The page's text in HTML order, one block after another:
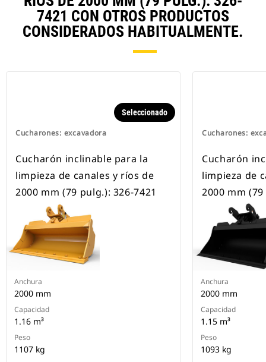
seguros los implementos.
Los acoplamientos dedicados CW
están disponibles para todas las
ruedas.
7421 CON OTROS PRODUCTOS
CONSIDERADOS HABITUALMENTE.
Cucharones: excavadora
Seleccionado
Cucharón inclinable para la
limpieza de canales y ríos de
2000 mm (79 pulg.): 326-7421
Anchura
2000 mm
Capacidad
1.16 m³
Peso
1107 kg
Cucharones:
Cucharón
limpieza de
2000 mm
Anchura
2000 mm
Capacidad
1.15 m³
Peso
1093 kg